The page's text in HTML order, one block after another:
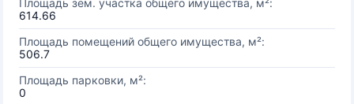
Площадь зем. участка общего имущества, м²:
614.66
Площадь помещений общего имущества, м²:
506.7
Площадь парковки, м²:
0